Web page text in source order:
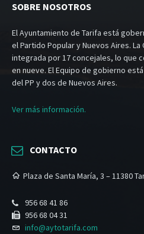
SOBRE NOSOTROS
El Ayuntamiento de Tarifa está
el Partido Popular y Nuevos Aires.
integrada por 17 concejales, lo que
en nueve. El Equipo de gobierno
del PP y dos de Nuevos Aires.
Ver más información.
CONTACTO
Plaza de Santa María, 3 – 11380
956 68 41 86
956 68 04 31
info@aytotarifa.com